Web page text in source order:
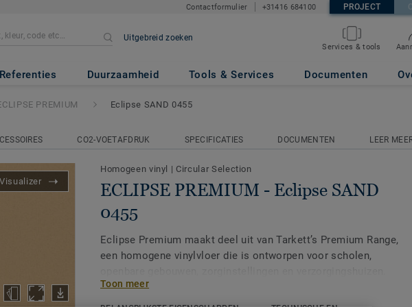
Contactformulier +31416 684100 PROJECT
Uitgebreid zoeken
Services & tools
Referenties Duurzaamheid Tools & Services Documenten
- Eclipse SAND 0455
PREMIUM Eclipse SAND 0455
CO2-VOETAFDRUK SPECIFICATIES DOCUMENTEN LEER
Homogeen vinyl | Circular Selection
ECLIPSE PREMIUM - Eclipse SAND
0455
Eclipse Premium maakt deel uit van Tarkett’s Premium Range,
een homogene vinylvloer die is ontworpen voor scholen,
Eclipse Premium is verkrijgbaar in 56 kleuren, verdeeld over twee
design varianten: Classic en Spirit. Classic combineert lichte en
Toon meer